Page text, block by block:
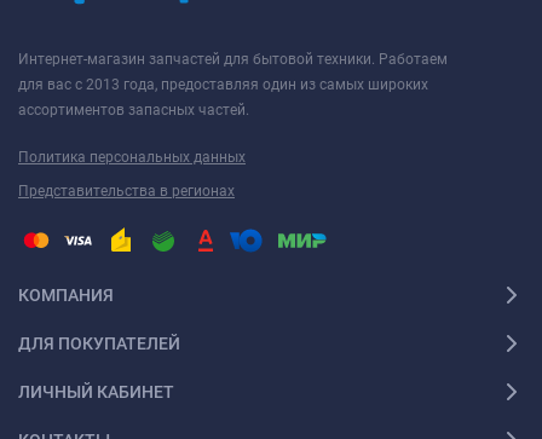
Интернет-магазин запчастей для бытовой техники. Работаем
для вас с 2013 года, предоставляя один из самых широких
ассортиментов запасных частей.
Политика персональных данных
Представительства в регионах
КОМПАНИЯ
ДЛЯ ПОКУПАТЕЛЕЙ
ЛИЧНЫЙ КАБИНЕТ